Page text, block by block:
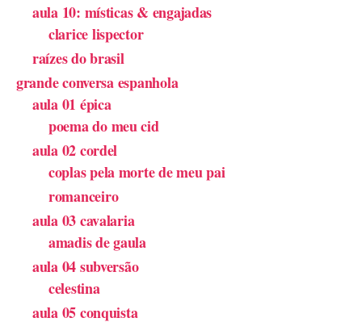
aula 10: místicas & engajadas
clarice lispector
raízes do brasil
grande conversa espanhola
aula 01 épica
poema do meu cid
aula 02 cordel
coplas pela morte de meu pai
romanceiro
aula 03 cavalaria
amadis de gaula
aula 04 subversão
celestina
aula 05 conquista